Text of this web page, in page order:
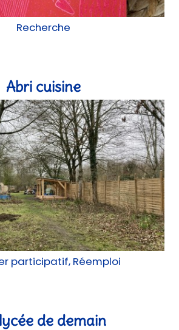
Abri cuisine